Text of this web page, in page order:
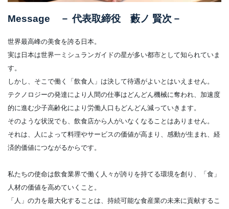
Message － 代表取締役 藪ノ 賢次－
世界最高峰の美食を誇る日本。
実は日本は世界一ミシュランガイドの星が多い都市として知られていま
す。
しかし、そこで働く「飲食人」は決して待遇がよいとはいえません。
テクノロジーの発達により人間の仕事はどんどん機械に奪われ、加速度
的に進む少子高齢化により労働人口もどんどん減っていきます。
そのような状況でも、飲食店から人がいなくなることはありません。
それは、人によって料理やサービスの価値が高まり、感動が生まれ、経
済的価値につながるからです。
私たちの使命は飲食業界で働く人々が誇りを持てる環境を創り、「食」
人材の価値を高めていくこと。
「人」の力を最大化することは、持続可能な食産業の未来に貢献するこ